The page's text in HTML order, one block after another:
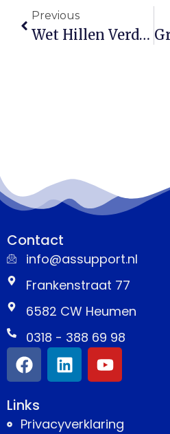
Previous
Wet Hillen Verdwijnt Sneller: Dit Betaal Je Extra Als Je Huis Hypotheekvrij Is
Contact
info@assupport.nl
Frankenstraat 77
6582 CW Heumen
0318 - 388 69 98
Links
Privacyverklaring